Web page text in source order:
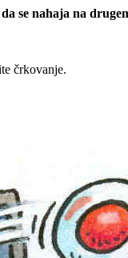
se nahaja na
črkovanje.